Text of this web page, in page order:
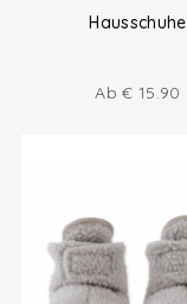
Hausschuhe
Ab€ 15.90